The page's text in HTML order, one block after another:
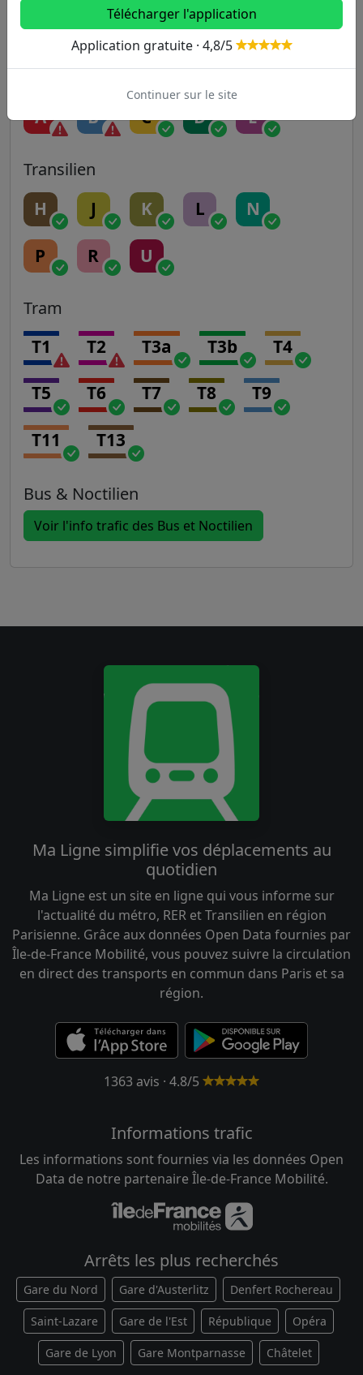
14
A B C D E
Transilien
H J K L N
P R U
Tram
T1 T2 T3a T3b T4
T5 T6 T7 T8 T9
T11 T13
Bus & Noctilien
Voir l'info trafic des Bus et Noctilien
Ma Ligne simplifie vos déplacements au
quotidien
Ma Ligne est un site en ligne qui vous informe sur
l'actualité du métro, RER et Transilien en région
Parisienne. Grâce aux données Open Data fournies par
Île-de-France Mobilité, vous pouvez suivre la circulation
en direct des transports en commun dans Paris et sa
région.
1363 avis · 4.8/5
Informations trafic
Les informations sont fournies via les données Open
Data de notre partenaire Île-de-France Mobilité.
Arrêts les plus recherchés
Gare du Nord Gare d'Austerlitz Denfert Rochereau
Saint-Lazare Gare de l'Est République Opéra
Gare de Lyon Gare Montparnasse Châtelet
Télécharger l'application
Application gratuite · 4,8/5
Continuer sur le site